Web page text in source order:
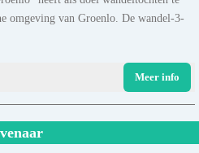
omgeving van Groenlo. De wandel-3-
Meer info